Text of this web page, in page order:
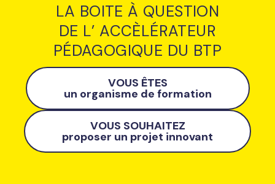
LA BOITE À QUESTION
DE L’ ACCÈLÉRATEUR
PÉDAGOGIQUE DU BTP
VOUS ÊTES
un organisme de formation
VOUS SOUHAITEZ
proposer un projet innovant